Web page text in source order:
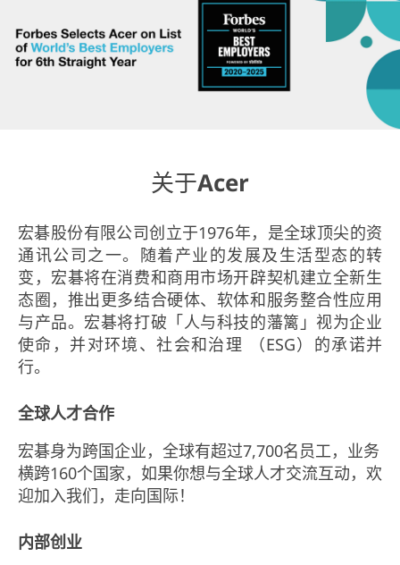
关于Acer
宏碁股份有限公司创立于1976年，是全球顶尖的资
通讯公司之一。随着产业的发展及生活型态的转
变，宏碁将在消费和商用市场开辟契机建立全新生
态圈，推出更多结合硬体、软体和服务整合性应用
与产品。宏碁将打破「人与科技的藩篱」视为企业
使命，并对环境、社会和治理 （ESG）的承诺并
行。
全球人才合作
宏碁身为跨国企业，全球有超过7,700名员工，业务
横跨160个国家，如果你想与全球人才交流互动，欢
迎加入我们，走向国际！
内部创业